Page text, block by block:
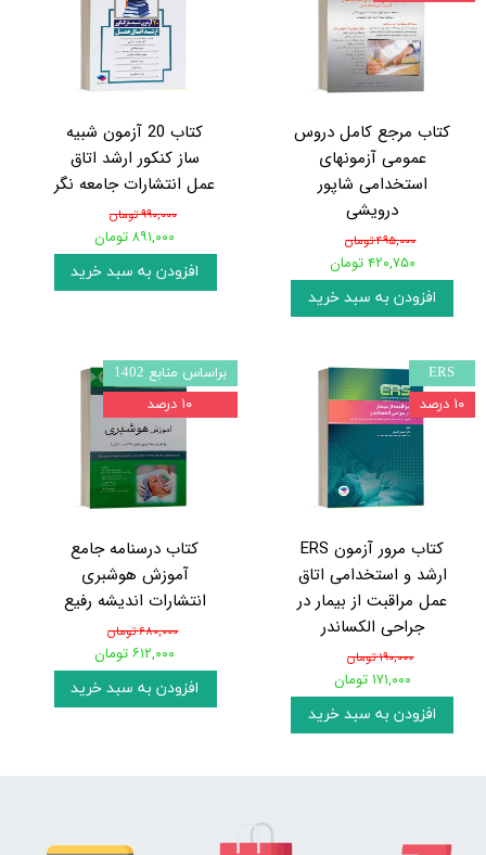
کتاب مرجع کامل دروس
عمومی آزمونهای
استخدامی شاپور
درویشی
۴۹۵,۰۰۰ تومان
۴۲۰,۷۵۰ تومان
افزودن به سبد خرید
کتاب 20 آزمون شبیه
ساز کنکور ارشد اتاق
عمل انتشارات جامعه نگر
۹۹۰,۰۰۰ تومان
۸۹۱,۰۰۰ تومان
افزودن به سبد خرید
کتاب مرور آزمون ERS
ارشد و استخدامی اتاق
عمل مراقبت از بیمار در
جراحی الکساندر
۱۹۰,۰۰۰ تومان
۱۷۱,۰۰۰ تومان
افزودن به سبد خرید
ERS
۱۰ درصد
کتاب درسنامه جامع
آموزش هوشبری
انتشارات اندیشه رفیع
۶۸۰,۰۰۰ تومان
۶۱۲,۰۰۰ تومان
افزودن به سبد خرید
براساس منابع 1402
۱۰ درصد